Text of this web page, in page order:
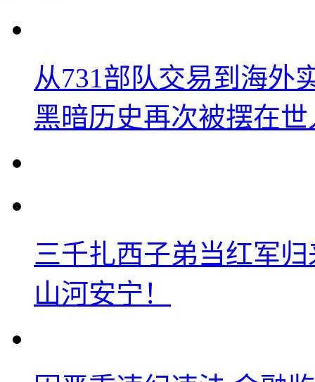
从731部队交易到海外
黑暗历史再次被摆在
三千扎西子弟当红军
山河安宁！